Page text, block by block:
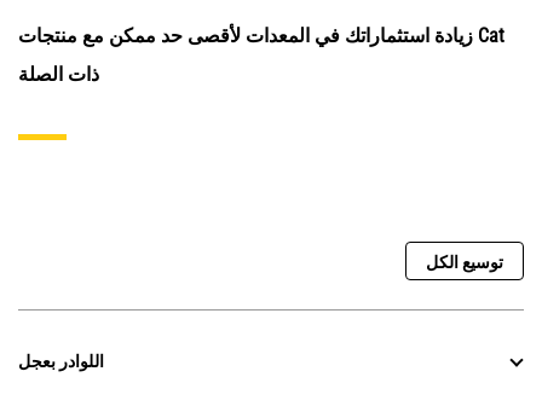
زيادة استثماراتك في المعدات لأقصى حد ممكن مع منتجات Cat
ذات الصلة
توسيع الكل
اللوادر بعجل